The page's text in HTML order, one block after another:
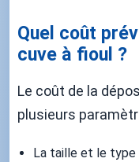
Quel coût
cuve à fioul ?
Le coût de la
plusieurs
La taille et le type